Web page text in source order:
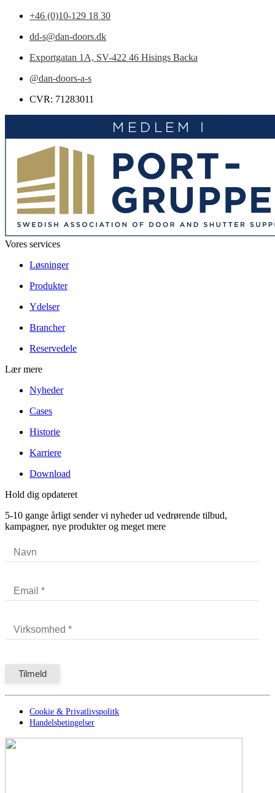
+46 (0)10-129 18 30
dd-s@dan-doors.dk
Exportgatan 1A, SV-422 46 Hisings Backa
@dan-doors-a-s
CVR: 71283011
Vores services
Løsninger
Produkter
Ydelser
Brancher
Reservedele
Lær mere
Nyheder
Cases
Historie
Karriere
Download
Hold dig opdateret
5-10 gange årligt sender vi nyheder ud vedrørende tilbud,
kampagner, nye produkter og meget mere
Cookie & Privatlivspolitk
Handelsbetingelser